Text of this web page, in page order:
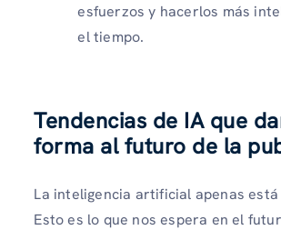
esfuerzos y hacerlos más
el tiempo.
Tendencias de IA que
forma al futuro de la
La inteligencia artificial apenas está
Esto es lo que nos espera en el